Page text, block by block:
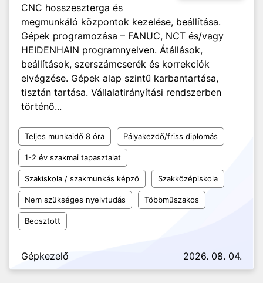
CNC hosszeszterga és
megmunkáló központok kezelése, beállítása.
Gépek programozása – FANUC, NCT és/vagy
HEIDENHAIN programnyelven. Átállások,
beállítások, szerszámcserék és korrekciók
elvégzése. Gépek alap szintű karbantartása,
tisztán tartása. Vállalatirányítási rendszerben
történő...
Teljes munkaidő 8 óra Pályakezdő/friss diplomás
1-2 év szakmai tapasztalat
Szakiskola / szakmunkás képző Szakközépiskola
Nem szükséges nyelvtudás Többműszakos
Beosztott
Gépkezelő 2026. 08. 04.